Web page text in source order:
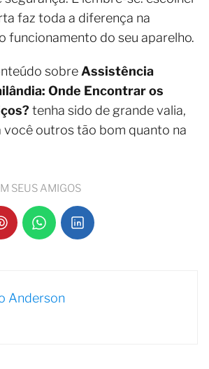
faz toda a diferença na
funcionamento do seu aparelho.
sobre Assistência
Onde Encontrar os
tenha sido de grande valia,
você outros tão bom quanto na
SEUS AMIGOS
Anderson